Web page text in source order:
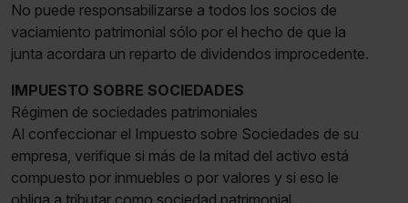
No puede responsabilizarse a todos los socios de
vaciamiento patrimonial sólo por el hecho de que la
junta acordara un reparto de dividendos improcedente.
IMPUESTO SOBRE SOCIEDADES
Régimen de sociedades patrimoniales
Al confeccionar el Impuesto sobre Sociedades de su
empresa, verifique si más de la mitad del activo está
compuesto por inmuebles o por valores y si eso le